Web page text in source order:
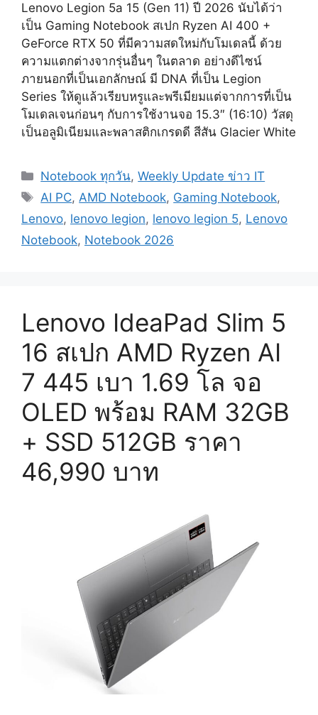
Lenovo Legion 5a 15 (Gen 11) ปี 2026 นับได้ว่า
เป็น Gaming Notebook สเปก Ryzen AI 400 +
GeForce RTX 50 ที่มีความสดใหม่กับโมเดลนี้ ด้วย
ความแตกต่างจากรุ่นอื่นๆ ในตลาด อย่างดีไซน์
ภายนอกที่เป็นเอกลักษณ์ มี DNA ที่เป็น Legion
Series ให้ดูแล้วเรียบหรูและพรีเมียมแต่จากการที่เป็น
โมเดลเจนก่อนๆ กับการใช้งานจอ 15.3″ (16:10) วัสดุ
เป็นอลูมิเนียมและพลาสติกเกรดดี สีสัน Glacier White
Categories
Notebook ทุกวัน,Weekly Update ข่าว IT
Tags
AI PC,AMD Notebook, Gaming Notebook,
Lenovo, lenovo legion, lenovo legion 5, Lenovo
Notebook, Notebook 2026
Lenovo IdeaPad Slim 5
16 สเปก AMD Ryzen AI
7 445 เบา 1.69 โล จอ
OLED พร้อม RAM 32GB
+ SSD 512GB ราคา
46,990 บาท